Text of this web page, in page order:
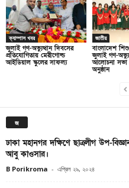
ক্যাম্পাস খবর
জুলাই গণ-অভ্যুত্থান দিবসের
প্রতিযোগিতায় মেরীগোল্ড
আইডিয়াল স্কুলের সাফল্য
জাতীয়
বাংলাদেশ
জুলাই গণ-
আলোচনা সভা
অনুষ্ঠান
জ
ঢাকা মহানগর দক্ষিণে ছাত্রলীগ উপ-
আবু কাওসার।
B Porikroma - এপ্রিল ২৯, ২০২৪